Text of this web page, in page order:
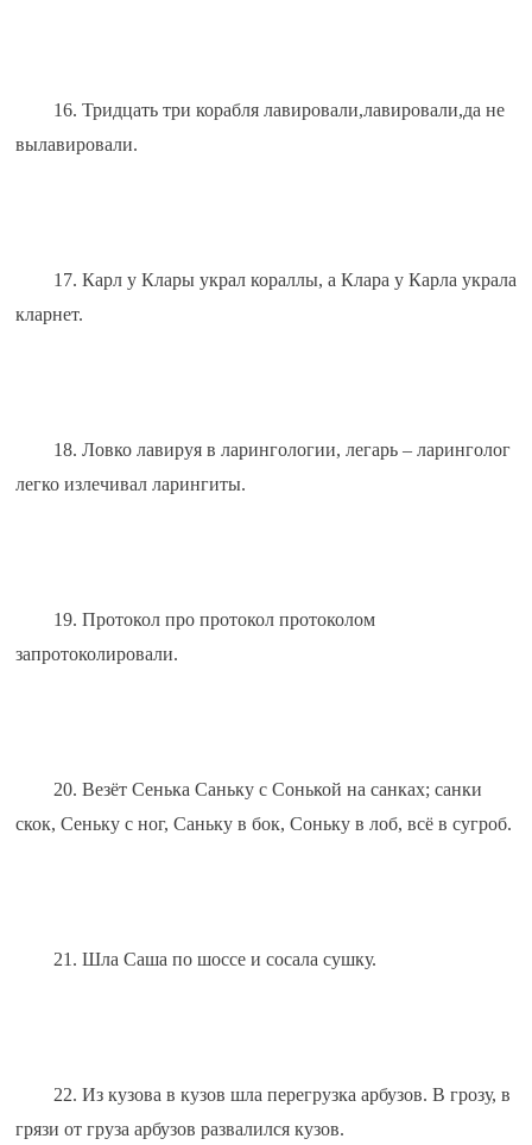
16. Тридцать три корабля лавировали,лавировали,да не
вылавировали.
17. Карл у Клары украл кораллы, а Клара у Карла украла
кларнет.
18. Ловко лавируя в ларингологии, легарь – ларинголог
легко излечивал ларингиты.
19. Протокол про протокол протоколом
запротоколировали.
20. Везёт Сенька Саньку с Сонькой на санках; санки
скок, Сеньку с ног, Саньку в бок, Соньку в лоб, всё в сугроб.
21. Шла Саша по шоссе и сосала сушку.
22. Из кузова в кузов шла перегрузка арбузов. В грозу, в
грязи от груза арбузов развалился кузов.